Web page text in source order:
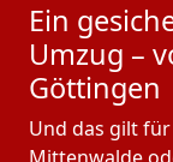
Ein
Umzug –
Göttingen
Und das gilt